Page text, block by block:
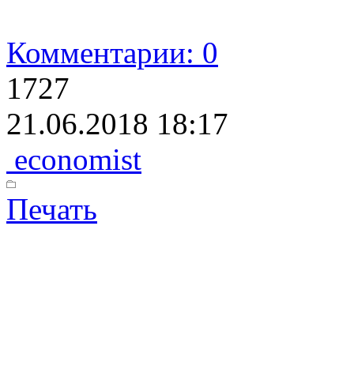
Комментарии: 0
1727
21.06.2018 18:17
economist
Печать